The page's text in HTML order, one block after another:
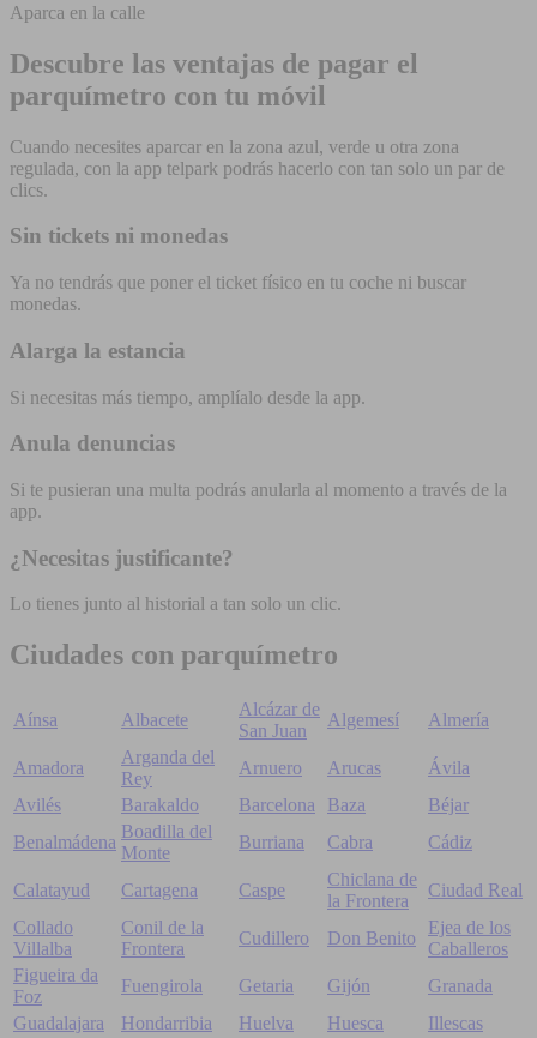
Aparca en la calle
Descubre las ventajas de pagar el
parquímetro con tu móvil
Cuando necesites aparcar en la zona azul, verde u otra zona
regulada, con la app telpark podrás hacerlo con tan solo un par de
clics.
Sin tickets ni monedas
Ya no tendrás que poner el ticket físico en tu coche ni buscar
monedas.
Alarga la estancia
Si necesitas más tiempo, amplíalo desde la app.
Anula denuncias
Si te pusieran una multa podrás anularla al momento a través de la
app.
¿Necesitas justificante?
Lo tienes junto al historial a tan solo un clic.
Ciudades con parquímetro
Aínsa Albacete
Alcázar de
San Juan
Algemesí Almería
Amadora
Arganda del
Rey
Arnuero Arucas
Ávila
Avilés
Barakaldo Barcelona Baza
Béjar
Benalmádena
Boadilla del
Monte
Burriana Cabra Cádiz
Calatayud Cartagena Caspe
Chiclana de
la Frontera
Ciudad Real
Collado
Villalba
Conil de la
Frontera
Cudillero Don Benito
Ejea de los
Caballeros
Figueira da
Foz
Fuengirola Getaria Gijón
Granada
Guadalajara
Hondarribia Huelva Huesca
Illescas